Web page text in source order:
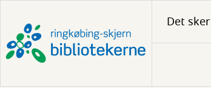
hovedindhold
Det sker